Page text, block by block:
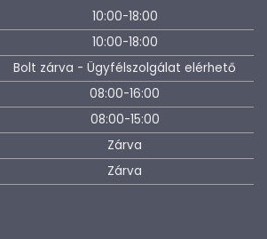
10:00-18:00
10:00-18:00
Bolt zárva - Ügyfélszolgálat elérhető
08:00-16:00
08:00-15:00
Zárva
Zárva